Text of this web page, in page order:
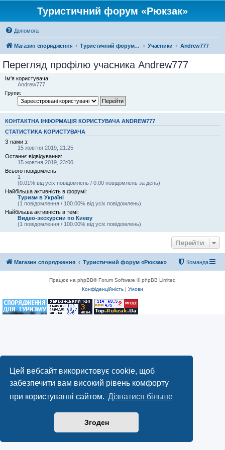
Цей вебсайт використовує cookie, щоб
забезпечити вам високий рівень комфорту
при користуванні сайтом. Дізнатися більше
Згоден
Туристичний форум «Рюкзак»
Допомога
Магазин спорядження Туристичний форум «Рюкзак» Учасники Andrew777
Перегляд профілю учасника Andrew777
Ім'я користувача:
Andrew777
Групи:
КОНТАКТНА ІНФОРМАЦІЯ КОРИСТУВАЧА ANDREW777
СТАТИСТИКА КОРИСТУВАЧА
З нами з:
15 жовтня 2019, 21:25
Останнє відвідування:
15 жовтня 2019, 23:00
Всього повідомлень:
1
(0.01% від усіх повідомлень / 0.00 повідомлень за день)
Найбільша активність в форумі:
Туризм в Україні
(1 повідомлення / 100.00% від усіх повідомлень)
Найбільша активність в темі:
Видео-экскурсии по Киеву
(1 повідомлення / 100.00% від усіх повідомлень)
Перейти
Магазин спорядження Туристичний форум «Рюкзак» Команда
Працює на phpBB® Forum Software © phpBB Limited
Конфіденційність | Умови